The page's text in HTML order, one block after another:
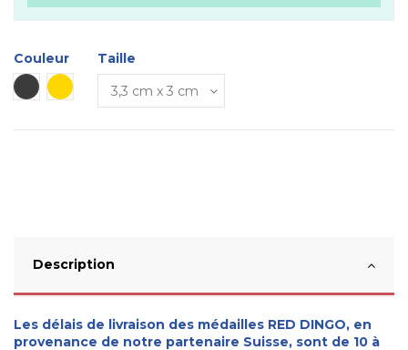
Couleur
Métal
Dorée
Taille
Description
Les délais de livraison des médailles RED DINGO, en
provenance de notre partenaire Suisse, sont de 10 à